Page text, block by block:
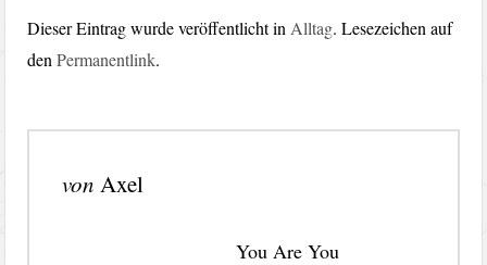
Dieser Eintrag wurde veröffentlicht in Alltag. Lesezeichen auf
denPermanentlink.
vonAxel
You Are You